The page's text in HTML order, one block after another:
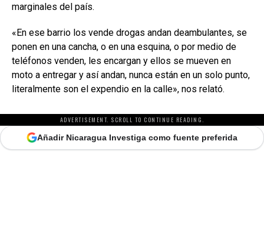
marginales del país.
«En ese barrio los vende drogas andan deambulantes, se
ponen en una cancha, o en una esquina, o por medio de
teléfonos venden, les encargan y ellos se mueven en
moto a entregar y así andan, nunca están en un solo punto,
literalmente son el expendio en la calle», nos relató.
ADVERTISEMENT. SCROLL TO CONTINUE READING.
Añadir Nicaragua Investiga como fuente preferida